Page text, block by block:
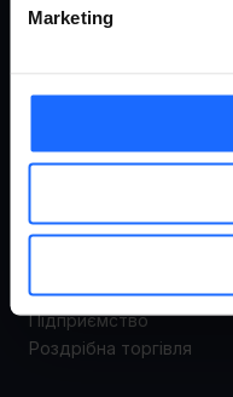
Marketing
ВАРІАНТИ
Енергоспоживання та
Транспорт
Підприємство
Роздрібна торгівля